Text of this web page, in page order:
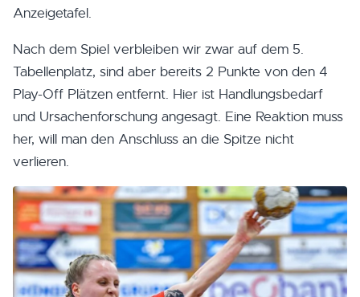
Anzeigetafel.
Nach dem Spiel verbleiben wir zwar auf dem 5.
Tabellenplatz, sind aber bereits 2 Punkte von den 4
Play-Off Plätzen entfernt. Hier ist Handlungsbedarf
und Ursachenforschung angesagt. Eine Reaktion muss
her, will man den Anschluss an die Spitze nicht
verlieren.